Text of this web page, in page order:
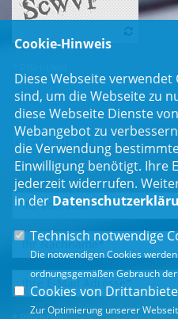
Newsletter
Erhalten Sie Neuigkeiten aus dem
Cookie-Hinweis
Diese Webseite
sind, um die Webseite zu
diese Webseite Dienste
Webangebot zu
die Verwendung
Einwilligung benötigt. Ihre
jederzeit widerrufen.
in der
Technisch notwendige
Die notwendigen Cookies
ordnungsgemäßen Gebrauch
Cookies von
Zur Optimierung unserer